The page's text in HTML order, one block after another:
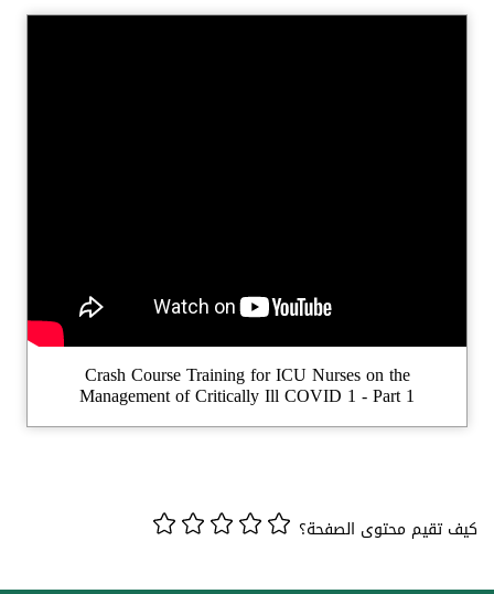
Crash Course Training for ICU Nurses on the
Management of Critically Ill COVID 1 - Part 1
كيف تقيم محتوى الصفحة؟